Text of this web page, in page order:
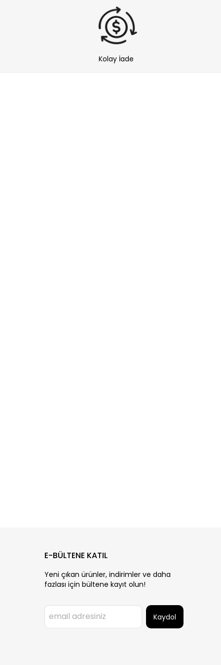
Kolay İade
E-BÜLTENE KATIL
Yeni çıkan ürünler, indirimler ve daha
fazlası için bültene kayıt olun!
Kaydol